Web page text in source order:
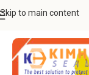
Skip to main content
SEAL